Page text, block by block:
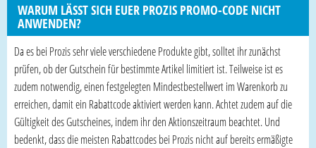
WARUM LÄSST SICH EUER PROZIS PROMO-CODE NICHT
ANWENDEN?
Da es bei Prozis sehr viele verschiedene Produkte gibt, solltet ihr zunächst
prüfen, ob der Gutschein für bestimmte Artikel limitiert ist. Teilweise ist es
zudem notwendig, einen festgelegten Mindestbestellwert im Warenkorb zu
erreichen, damit ein Rabattcode aktiviert werden kann. Achtet zudem auf die
Gültigkeit des Gutscheines, indem ihr den Aktionszeitraum beachtet. Und
bedenkt, dass die meisten Rabattcodes bei Prozis nicht auf bereits ermäßigte